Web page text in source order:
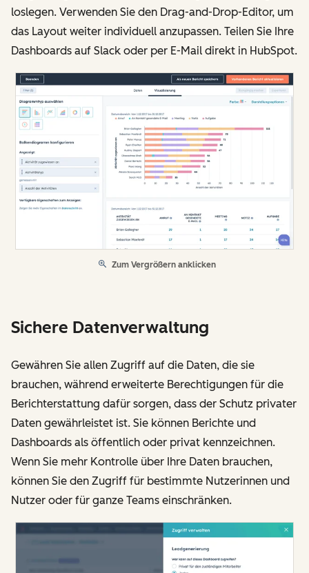
loslegen. Verwenden Sie den Drag-and-Drop-Editor, um
das Layout weiter individuell anzupassen. Teilen Sie Ihre
Dashboards auf Slack oder per E-Mail direkt in HubSpot.
Zum Vergrößern anklicken
Sichere Datenverwaltung
Gewähren Sie allen Zugriff auf die Daten, die sie
brauchen, während erweiterte Berechtigungen für die
Berichterstattung dafür sorgen, dass der Schutz privater
Daten gewährleistet ist. Sie können Berichte und
Dashboards als öffentlich oder privat kennzeichnen.
Wenn Sie mehr Kontrolle über Ihre Daten brauchen,
können Sie den Zugriff für bestimmte Nutzerinnen und
Nutzer oder für ganze Teams einschränken.